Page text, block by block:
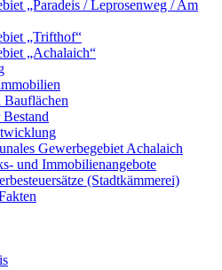
„Paradeis / Leprosenweg / Am
„Trifthof“
„Achalaich“
Bauflächen
Gewerbegebiet Achalaich
und Immobilienangebote
(Stadtkämmerei)